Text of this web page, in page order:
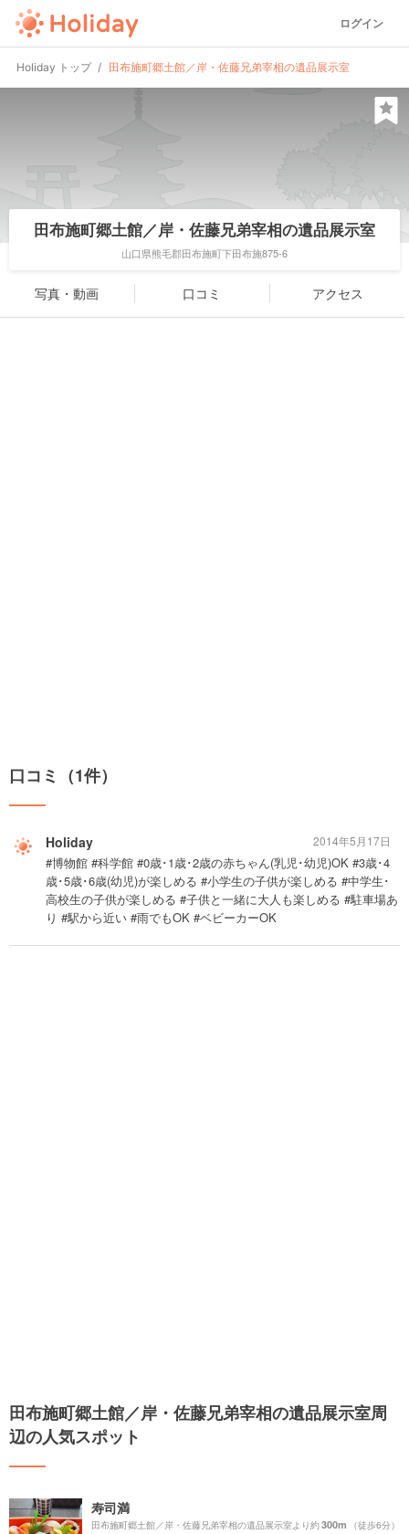
ログイン
Holiday トップ 田布施町郷土館／岸・佐藤兄弟宰相の遺品展示室
田布施町郷土館／岸・佐藤兄弟宰相の遺品展示室
山口県熊毛郡田布施町下田布施875-6
写真・動画 口コミ アクセス
口コミ（1件）
Holiday
#博物館 #科学館 #0歳･1歳･2歳の赤ちゃん(乳児･幼児)OK #3歳･4
歳･5歳･6歳(幼児)が楽しめる #小学生の子供が楽しめる #中学生･
高校生の子供が楽しめる #子供と一緒に大人も楽しめる #駐車場あ
り #駅から近い #雨でもOK #ベビーカーOK
2014年5月17日
田布施町郷土館／岸・佐藤兄弟宰相の遺品展示室周
辺の人気スポット
寿司満
田布施町郷土館／岸・佐藤兄弟宰相の遺品展示室より約300m （徒歩6分）